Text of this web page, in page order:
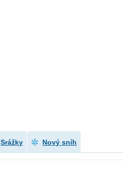
Srážky Nový sníh